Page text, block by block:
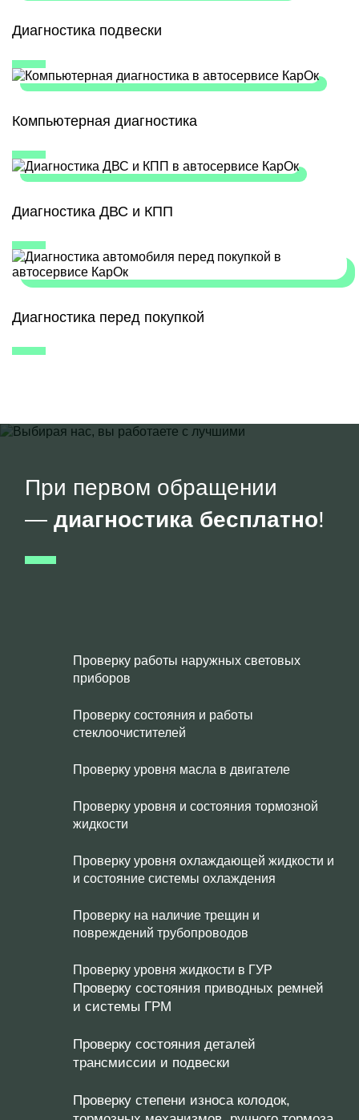
Диагностика подвески
Компьютерная диагностика
Диагностика ДВС и КПП
Диагностика перед покупкой
При первом обращении
— диагностика бесплатно!
Проверку работы наружных световых
приборов
Проверку состояния и работы
стеклоочистителей
Проверку уровня масла в двигателе
Проверку уровня и состояния тормозной
жидкости
Проверку уровня охлаждающей жидкости и
и состояние системы охлаждения
Проверку на наличие трещин и
повреждений трубопроводов
Проверку уровня жидкости в ГУР
Проверку состояния приводных ремней
и системы ГРМ
Проверку состояния деталей
трансмиссии и подвески
Проверку степени износа колодок,